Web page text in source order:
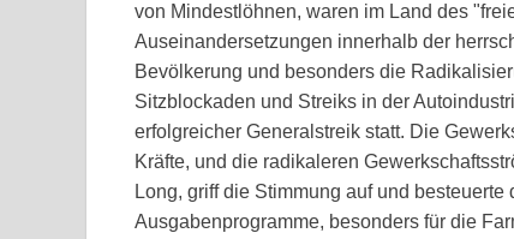
von Mindestlöhnen, waren im Land des
Auseinandersetzungen innerhalb der
Bevölkerung und besonders die
Sitzblockaden und Streiks in der
erfolgreicher Generalstreik statt. Die
Kräfte, und die radikaleren
Long, griff die Stimmung auf und
Ausgabenprogramme, besonders für die